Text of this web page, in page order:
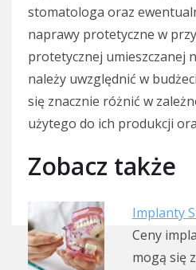
stomatologa oraz
naprawy protetyczne w
protetycznej umieszczanej
należy uwzględnić w
się znacznie różnić w
użytego do ich produkcji
Zobacz także
Implanty
Ceny
mogą się